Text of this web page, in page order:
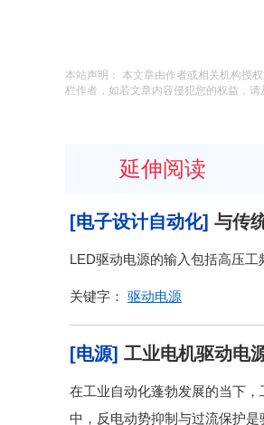
本站声明： 本文章由作者或相关机构授
栏作者，如若文章内容侵犯您的权益，请
延伸阅读
[电子设计自动化] 与传
LED驱动电源的输入包括高压
关键字： 驱动电源
[电源] 工业电机驱动电
在工业自动化蓬勃发展的当下
中，反电动势抑制与过流保护